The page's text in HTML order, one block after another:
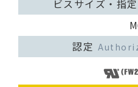
ビスサイズ・指定
認定